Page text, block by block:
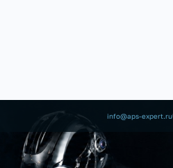
info@aps-expert.ru